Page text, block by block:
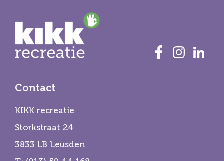
Contact
KIKK recreatie
Storkstraat 24
3833 LB Leusden